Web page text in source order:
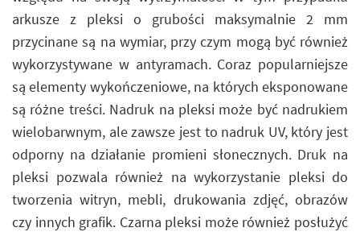
arkusze z pleksi o grubości maksymalnie 2 mm
przycinane są na wymiar, przy czym mogą być również
wykorzystywane w antyramach. Coraz popularniejsze
są elementy wykończeniowe, na których eksponowane
są różne treści. Nadruk na pleksi może być nadrukiem
wielobarwnym, ale zawsze jest to nadruk UV, który jest
odporny na działanie promieni słonecznych. Druk na
pleksi pozwala również na wykorzystanie pleksi do
tworzenia witryn, mebli, drukowania zdjęć, obrazów
czy innych grafik. Czarna pleksi może również posłużyć